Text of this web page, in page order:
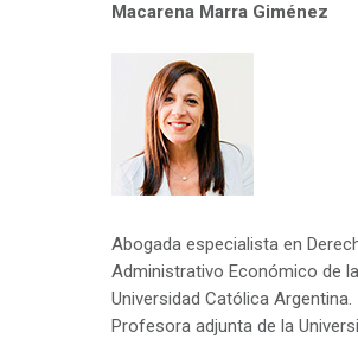
Macarena Marra Giménez
Abogada especialista en
Administrativo Económico de la
Universidad Católica Argentina.
Profesora adjunta de la